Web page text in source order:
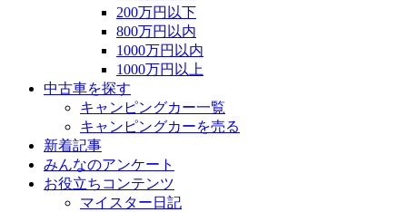
200万円以下
800万円以内
1000万円以内
1000万円以上
中古車を探す
キャンピングカー一覧
キャンピングカーを売る
新着記事
みんなのアンケート
お役立ちコンテンツ
マイスター日記